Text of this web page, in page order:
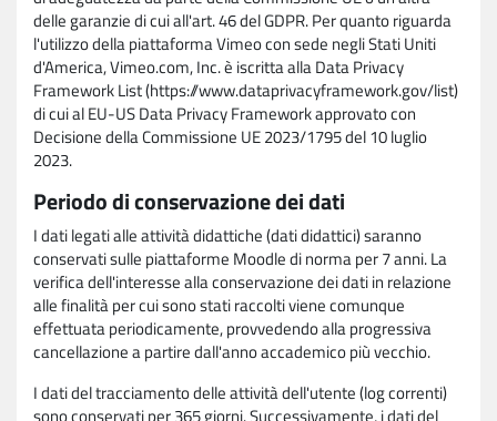
delle garanzie di cui all'art. 46 del GDPR. Per quanto riguarda
l'utilizzo della piattaforma Vimeo con sede negli Stati Uniti
d'America, Vimeo.com, Inc. è iscritta alla Data Privacy
Framework List (https://www.dataprivacyframework.gov/list)
di cui al EU-US Data Privacy Framework approvato con
Decisione della Commissione UE 2023/1795 del 10 luglio
2023.
Periodo di conservazione dei dati
I dati legati alle attività didattiche (dati didattici) saranno
conservati sulle piattaforme Moodle di norma per 7 anni. La
verifica dell'interesse alla conservazione dei dati in relazione
alle finalità per cui sono stati raccolti viene comunque
effettuata periodicamente, provvedendo alla progressiva
cancellazione a partire dall'anno accademico più vecchio.
I dati del tracciamento delle attività dell'utente (log correnti)
sono conservati per 365 giorni. Successivamente, i dati del